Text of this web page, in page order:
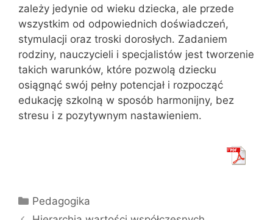
zależy jedynie od wieku dziecka, ale przede
wszystkim od odpowiednich doświadczeń,
stymulacji oraz troski dorosłych. Zadaniem
rodziny, nauczycieli i specjalistów jest tworzenie
takich warunków, które pozwolą dziecku
osiągnąć swój pełny potencjał i rozpocząć
edukację szkolną w sposób harmonijny, bez
stresu i z pozytywnym nastawieniem.
Kategorie
Pedagogika